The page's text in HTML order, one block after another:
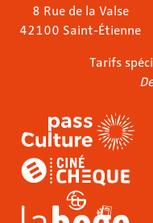
8 Rue de la Valse
42100 Saint-Étienne
Tarifs